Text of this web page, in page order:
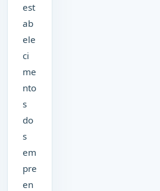
est
ab
ele
ci
me
nto
s
do
s
em
pre
en